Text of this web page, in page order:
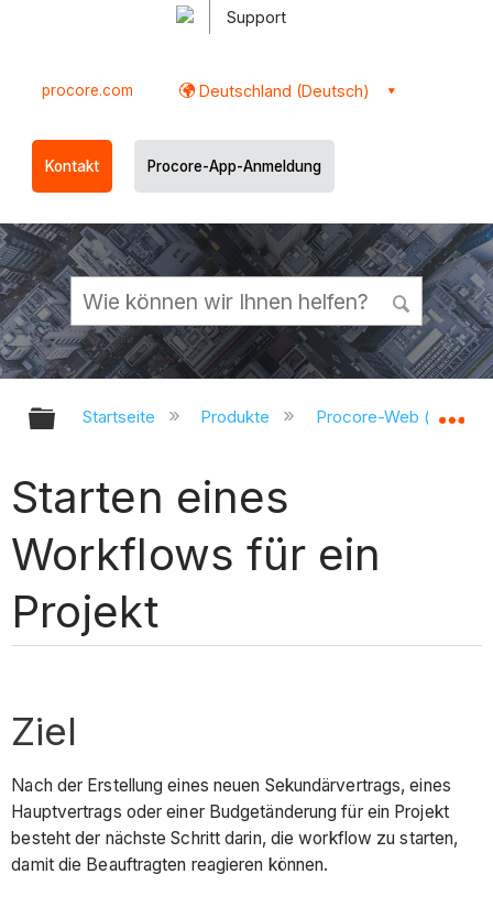
Support
procore.com Deutschland (Deutsch)
Kontakt Procore-App-Anmeldung
Globale Hierarchie auf- und
Startseite Produkte Procore-Web
Starten eines
Workflows für ein
Projekt
Ziel
Nach der Erstellung eines neuen Sekundärvertrags, eines
Hauptvertrags oder einer Budgetänderung für ein Projekt
besteht der nächste Schritt darin, die workflow zu starten,
damit die Beauftragten reagieren können.